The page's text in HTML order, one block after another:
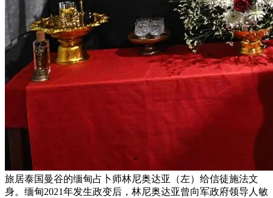
旅居泰国曼谷的缅甸占卜师林尼奥达亚（左）给信徒施法文
身。缅甸2021年发生政变后，林尼奥达亚曾向军政府领导人敏